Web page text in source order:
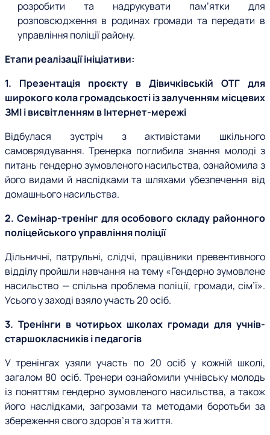
розробити та надрукувати пам’ятки для
розповсюдження в родинах громади та передати в
управління поліції району.
Етапи реалізації ініціативи:
1. Презентація проєкту в Дівичківській ОТГ для
широкого кола громадськості із залученням місцевих
ЗМІ і висвітленням в Інтернет-мережі
Відбулася зустріч з активістами шкільного
самоврядування. Тренерка поглибила знання молоді з
питань гендерно зумовленого насильства, ознайомила з
його видами й наслідками та шляхами убезпечення від
домашнього насильства.
2. Семінар-тренінг для особового складу районного
поліцейського управління поліції
Дільничні, патрульні, слідчі, працівники превентивного
відділу пройшли навчання на тему «Гендерно зумовлене
насильство — спільна проблема поліції, громади, сім’ї».
Усього у заході взяло участь 20 осіб.
3. Тренінги в чотирьох школах громади для учнів-
старшокласників і педагогів
У тренінгах узяли участь по 20 осіб у кожній школі,
загалом 80 осіб. Тренери ознайомили учнівську молодь
із поняттям гендерно зумовленого насильства, а також
його наслідками, загрозами та методами боротьби за
збереження свого здоров’я та життя.